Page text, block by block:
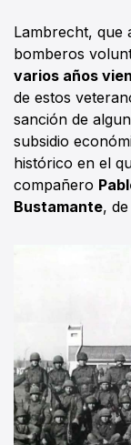
Lambrecht, que
bomberos
varios años
de estos
sanción de
subsidio
histórico en el
compañero
Bustamante,